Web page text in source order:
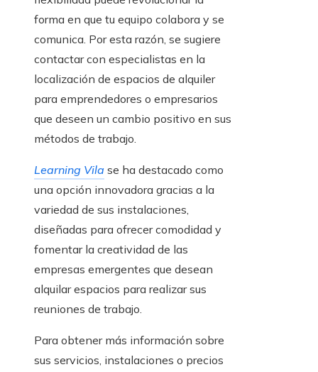
forma en que tu equipo colabora y se
comunica. Por esta razón, se sugiere
contactar con especialistas en la
localización de espacios de alquiler
para emprendedores o empresarios
que deseen un cambio positivo en sus
métodos de trabajo.
Learning Vila se ha destacado como
una opción innovadora gracias a la
variedad de sus instalaciones,
diseñadas para ofrecer comodidad y
fomentar la creatividad de las
empresas emergentes que desean
alquilar espacios para realizar sus
reuniones de trabajo.
Para obtener más información sobre
sus servicios, instalaciones o precios